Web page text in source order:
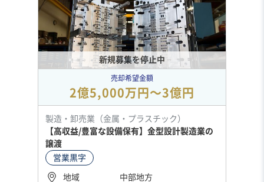
新規募集を停止中
売却希望金額
2億5,000万円〜3億円
製造・卸売業（金属・プラスチック）
【高収益/豊富な設備保有】金型設計製造業の
譲渡
営業黒字
地域
中部地方